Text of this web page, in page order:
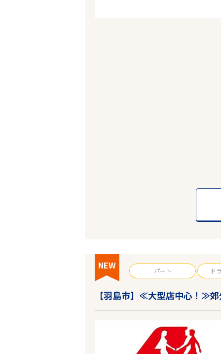
NEW パート ド
【羽島市】≪大型店中心！≫郊